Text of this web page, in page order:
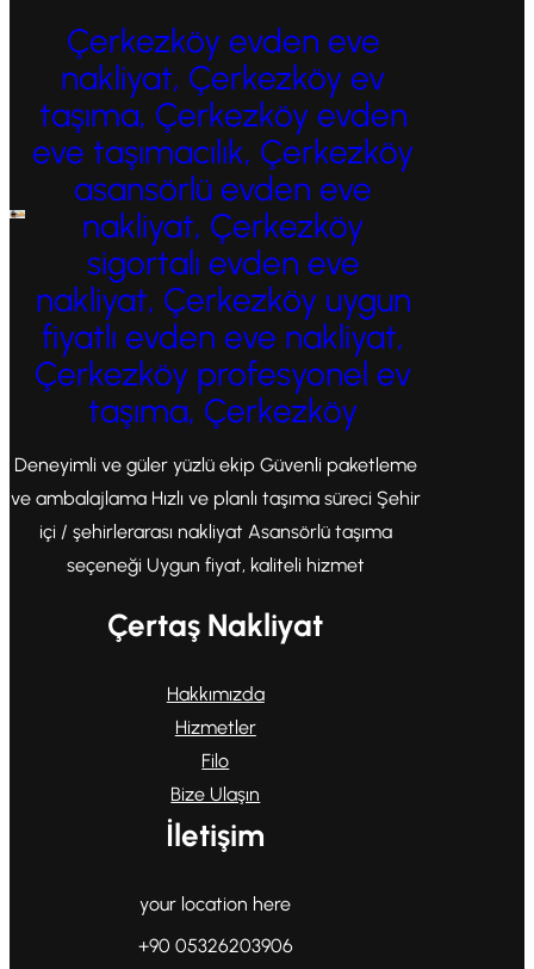
Çerkezköy evden eve
nakliyat, Çerkezköy ev
taşıma, Çerkezköy evden
eve taşımacılık, Çerkezköy
asansörlü evden eve
nakliyat, Çerkezköy
sigortalı evden eve
nakliyat, Çerkezköy uygun
fiyatlı evden eve nakliyat,
Çerkezköy profesyonel ev
taşıma, Çerkezköy
Deneyimli ve güler yüzlü ekip Güvenli paketleme
ve ambalajlama Hızlı ve planlı taşıma süreci Şehir
içi / şehirlerarası nakliyat Asansörlü taşıma
seçeneği Uygun fiyat, kaliteli hizmet
Çertaş Nakliyat
Hakkımızda
Hizmetler
Filo
Bize Ulaşın
İletişim
your location here
+90 05326203906